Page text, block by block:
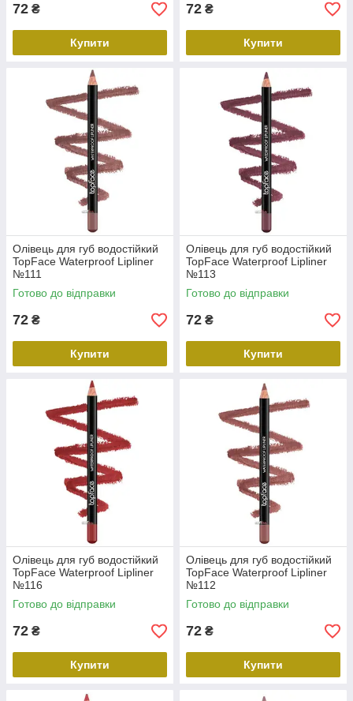
72 ₴
Купити
72 ₴
Купити
Олівець для губ водостійкий
TopFace Waterproof Lipliner
№111
Готово до відправки
72 ₴
Купити
Олівець для губ водостійкий
TopFace Waterproof Lipliner
№113
Готово до відправки
72 ₴
Купити
Олівець для губ водостійкий
TopFace Waterproof Lipliner
№116
Готово до відправки
72 ₴
Купити
Олівець для губ водостійкий
TopFace Waterproof Lipliner
№112
Готово до відправки
72 ₴
Купити